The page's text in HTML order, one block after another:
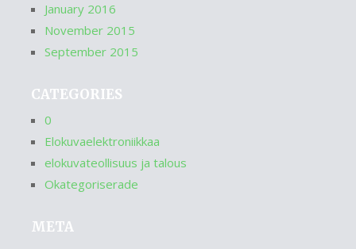
January 2016
November 2015
September 2015
CATEGORIES
0
Elokuvaelektroniikkaa
elokuvateollisuus ja talous
Okategoriserade
META